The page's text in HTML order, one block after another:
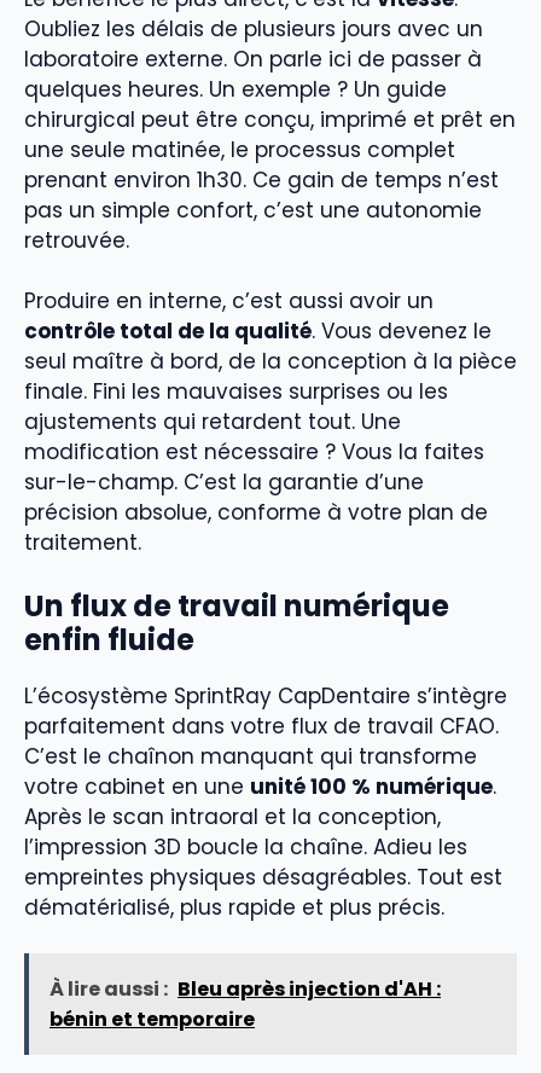
Oubliez les délais de plusieurs jours avec un
laboratoire externe. On parle ici de passer à
quelques heures. Un exemple ? Un guide
chirurgical peut être conçu, imprimé et prêt en
une seule matinée, le processus complet
prenant environ 1h30. Ce gain de temps n’est
pas un simple confort, c’est une autonomie
retrouvée.
Produire en interne, c’est aussi avoir un
contrôle total de la qualité. Vous devenez le
seul maître à bord, de la conception à la pièce
finale. Fini les mauvaises surprises ou les
ajustements qui retardent tout. Une
modification est nécessaire ? Vous la faites
sur-le-champ. C’est la garantie d’une
précision absolue, conforme à votre plan de
traitement.
Un flux de travail numérique
enfin fluide
L’écosystème SprintRay CapDentaire s’intègre
parfaitement dans votre flux de travail CFAO.
C’est le chaînon manquant qui transforme
votre cabinet en une unité 100 % numérique.
Après le scan intraoral et la conception,
l’impression 3D boucle la chaîne. Adieu les
empreintes physiques désagréables. Tout est
dématérialisé, plus rapide et plus précis.
À lire aussi : Bleu après injection d'AH :
bénin et temporaire